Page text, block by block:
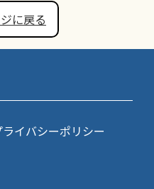
に戻る
ライバシーポリシー